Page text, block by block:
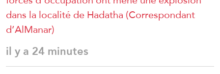
dans la localité de Hadatha (Correspondant
d’AlManar)
il y a 24 minutes